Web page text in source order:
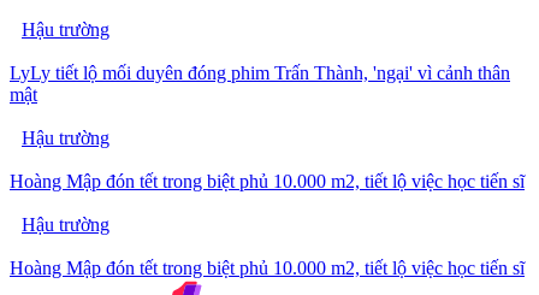
Hậu trường
LyLy tiết lộ mối duyên đóng phim Trấn Thành, 'ngại' vì cảnh thân
mật
Hậu trường
Hoàng Mập đón tết trong biệt phủ 10.000 m2, tiết lộ việc học tiến sĩ
Hậu trường
Hoàng Mập đón tết trong biệt phủ 10.000 m2, tiết lộ việc học tiến sĩ